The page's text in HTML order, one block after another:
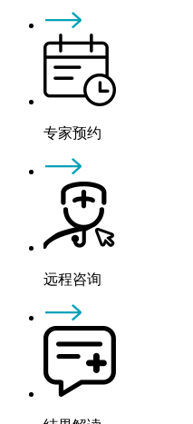
专家预约
远程咨询